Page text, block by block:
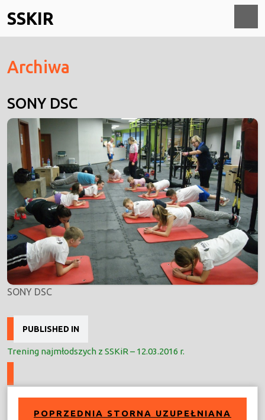
to
content
SSKIR
Archiwa
SONY DSC
SONY DSC
Nawigacja
wpisu
PUBLISHED IN
Trening najmłodszych z SSKiR – 12.03.2016 r.
POPRZEDNIA STORNA UZUPEŁNIANA